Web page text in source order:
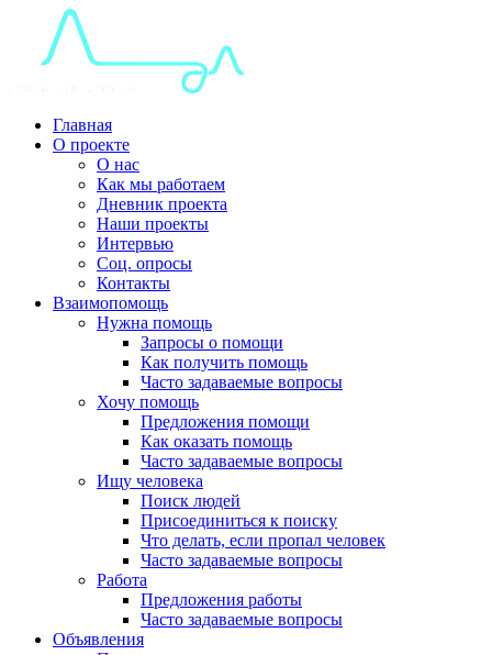
Главная
О проекте
О нас
Как мы работаем
Дневник проекта
Наши проекты
Интервью
Соц. опросы
Контакты
Взаимопомощь
Нужна помощь
Запросы о помощи
Как получить помощь
Часто задаваемые вопросы
Хочу помощь
Предложения помощи
Как оказать помощь
Часто задаваемые вопросы
Ищу человека
Поиск людей
Присоединиться к поиску
Что делать, если пропал человек
Часто задаваемые вопросы
Работа
Предложения работы
Часто задаваемые вопросы
Объявления